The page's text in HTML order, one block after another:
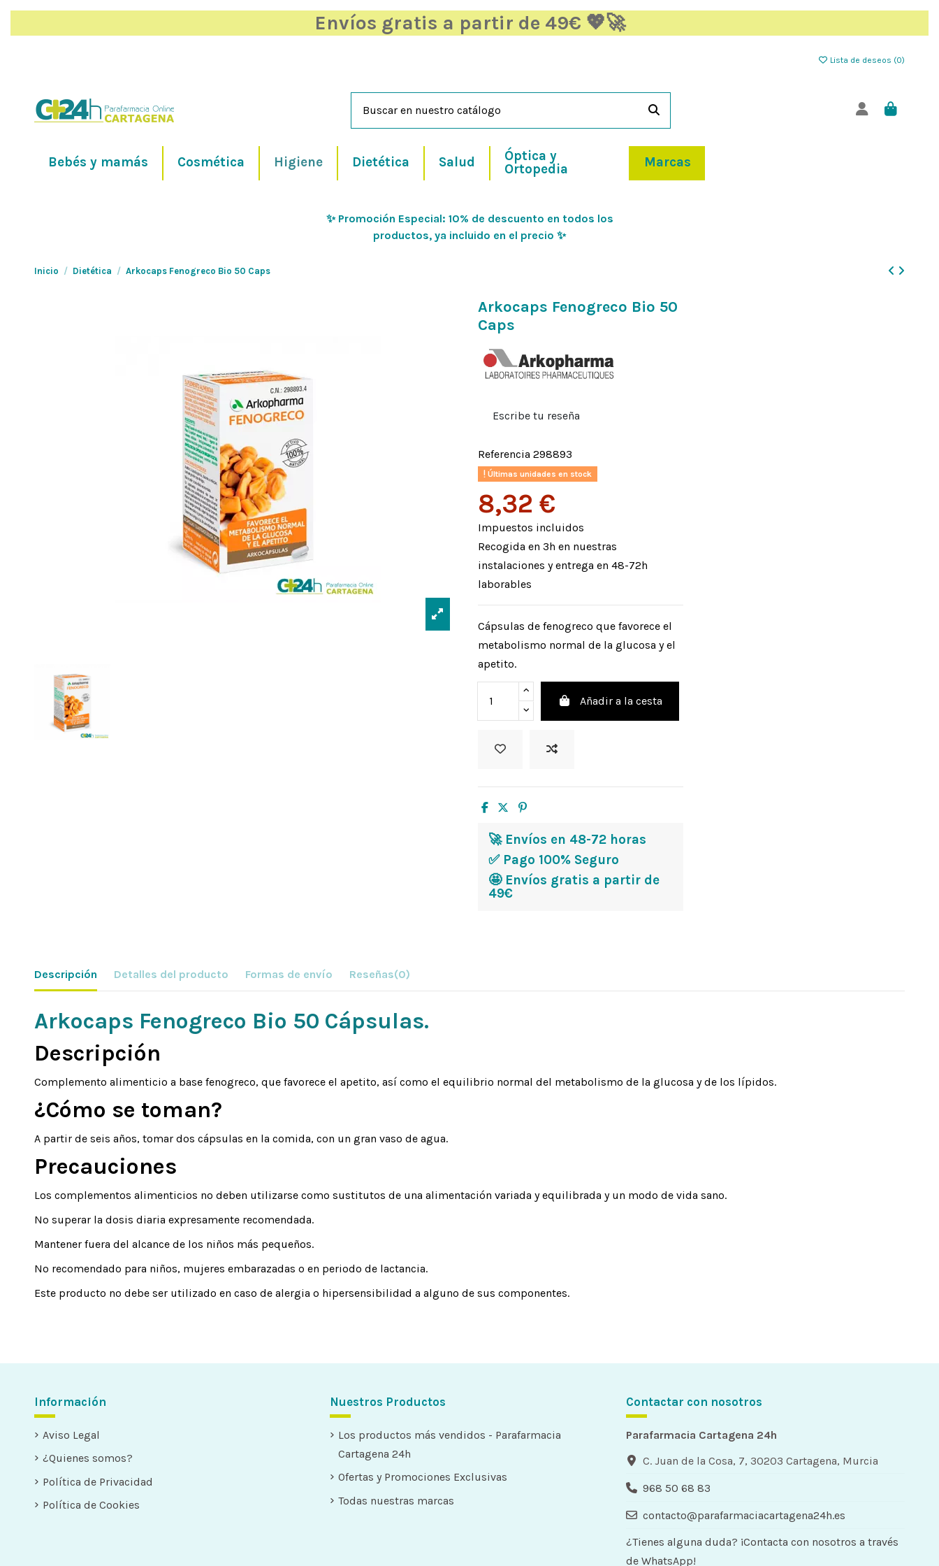
Envíos gratis a partir de 49€ 💖🚀
Lista de deseos (0)
Bebés y mamás Cosmética Higiene Dietética Salud
Óptica y
Ortopedia
Marcas
✨ Promoción Especial: 10% de descuento en todos los
productos, ya incluido en el precio ✨
Inicio Dietética Arkocaps Fenogreco Bio 50 Caps
Arkocaps Fenogreco Bio 50
Caps
Escribe tu reseña
Referencia 298893
Últimas unidades en stock
8,32 €
Impuestos incluidos
Recogida en 3h en nuestras
instalaciones y entrega en 48-72h
laborables
Cápsulas de fenogreco que favorece el
metabolismo normal de la glucosa y el
apetito.
Añadir a la cesta
🚀 Envíos en 48-72 horas
✅ Pago 100% Seguro
🤩 Envíos gratis a partir de
49€
Descripción Detalles del producto Formas de envío Reseñas(0)
Arkocaps Fenogreco Bio 50 Cápsulas.
Descripción
Complemento alimenticio a base fenogreco, que favorece el apetito, así como el equilibrio normal del metabolismo de la glucosa y de los lípidos.
¿Cómo se toman?
A partir de seis años, tomar dos cápsulas en la comida, con un gran vaso de agua.
Precauciones
Los complementos alimenticios no deben utilizarse como sustitutos de una alimentación variada y equilibrada y un modo de vida sano.
No superar la dosis diaria expresamente recomendada.
Mantener fuera del alcance de los niños más pequeños.
No recomendado para niños, mujeres embarazadas o en periodo de lactancia.
Este producto no debe ser utilizado en caso de alergia o hipersensibilidad a alguno de sus componentes.
Información
Aviso Legal
¿Quienes somos?
Política de Privacidad
Política de Cookies
Nuestros Productos
Los productos más vendidos - Parafarmacia
Cartagena 24h
Ofertas y Promociones Exclusivas
Todas nuestras marcas
Contactar con nosotros
Parafarmacia Cartagena 24h
C. Juan de la Cosa, 7, 30203 Cartagena, Murcia
968 50 68 83
contacto@parafarmaciacartagena24h.es
¿Tienes alguna duda? ¡Contacta con nosotros a través
de WhatsApp!